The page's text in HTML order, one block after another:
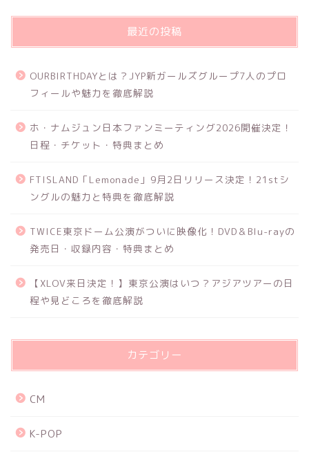
最近の投稿
OURBIRTHDAYとは？JYP新ガールズグループ7人のプロ
フィールや魅力を徹底解説
ホ・ナムジュン日本ファンミーティング2026開催決定！
日程・チケット・特典まとめ
FTISLAND「Lemonade」9月2日リリース決定！21stシ
ングルの魅力と特典を徹底解説
TWICE東京ドーム公演がついに映像化！DVD＆Blu-rayの
発売日・収録内容・特典まとめ
【XLOV来日決定！】東京公演はいつ？アジアツアーの日
程や見どころを徹底解説
カテゴリー
CM
K-POP